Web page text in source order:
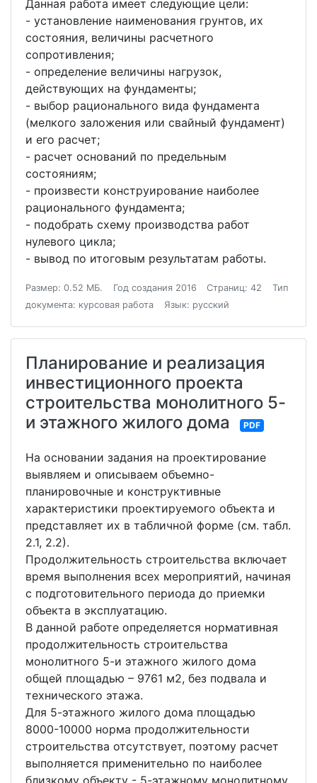
Данная работа имеет следующие цели:
- установление наименования грунтов, их
состояния, величины расчетного
сопротивления;
- определение величины нагрузок,
действующих на фундаменты;
- выбор рационального вида фундамента
(мелкого заложения или свайный фундамент)
и его расчет;
- расчет оснований по предельным
состояниям;
- произвести конструирование наиболее
рационального фундамента;
- подобрать схему производства работ
нулевого цикла;
- вывод по итоговым результатам работы.
Размер: 0.52 МБ. Год создания 2016 Страниц: 42
Тип
документа: курсовая работа
Язык: русский
Планирование и реализация
инвестиционного проекта
строительства монолитного 5-
и этажного жилого дома
PDF
На основании задания на проектирование
выявляем и описываем объемно-
планировочные и конструктивные
характеристики проектируемого объекта и
представляет их в табличной форме (см. табл.
2.1, 2.2).
Продолжительность строительства включает
время выполнения всех мероприятий, начиная
с подготовительного периода до приемки
объекта в эксплуатацию.
В данной работе определяется нормативная
продолжительность строительства
монолитного 5-и этажного жилого дома
общей площадью – 9761 м2, без подвала и
технического этажа.
Для 5-этажного жилого дома площадью
8000-10000 норма продолжительности
строительства отсутствует, поэтому расчет
выполняется применительно по наиболее